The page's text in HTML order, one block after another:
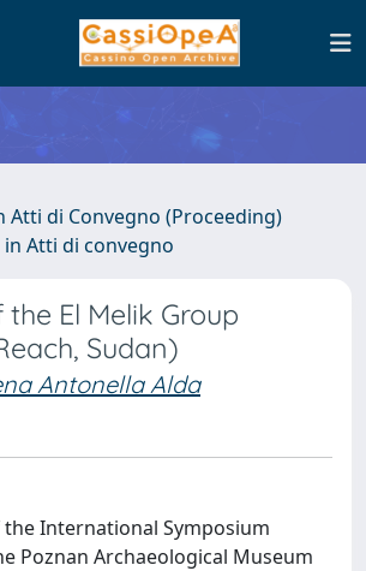
Atti di Convegno (Proceeding)
Atti di convegno
El Melik Group
Sudan)
Antonella Alda
International Symposium
Poznan Archaeological Museum